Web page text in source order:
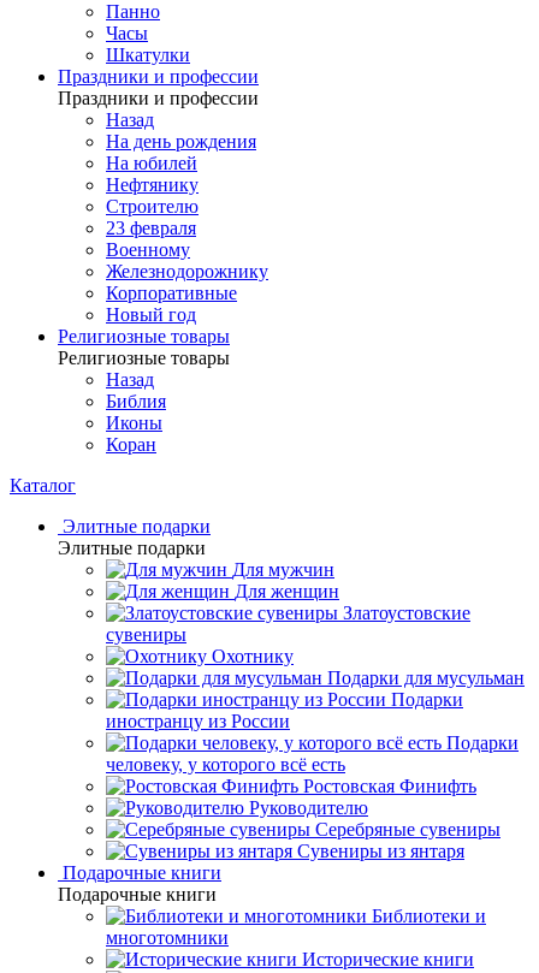
Панно
Часы
Шкатулки
Праздники и профессии
Праздники и профессии
Назад
На день рождения
На юбилей
Нефтянику
Строителю
23 февраля
Военному
Железнодорожнику
Корпоративные
Новый год
Религиозные товары
Религиозные товары
Назад
Библия
Иконы
Коран
Каталог
Элитные подарки
Элитные подарки
Для мужчин
Для женщин
Златоустовские
сувениры
Охотнику
Подарки для мусульман
Подарки
иностранцу из России
Подарки
человеку, у которого всё есть
Ростовская Финифть
Руководителю
Серебряные сувениры
Сувениры из янтаря
Подарочные книги
Подарочные книги
Библиотеки и
многотомники
Исторические книги